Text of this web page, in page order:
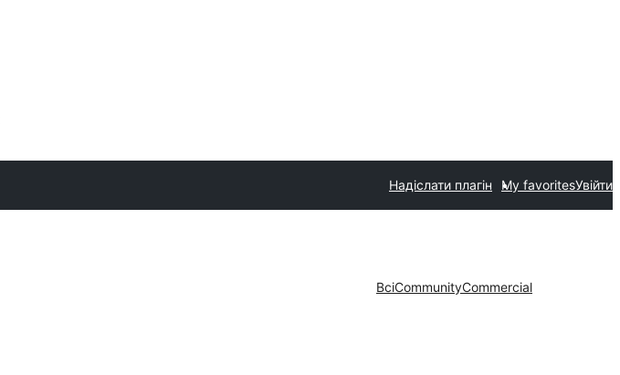
Надіслати плагін My favoritesУвійти
ВсіCommunityCommercial